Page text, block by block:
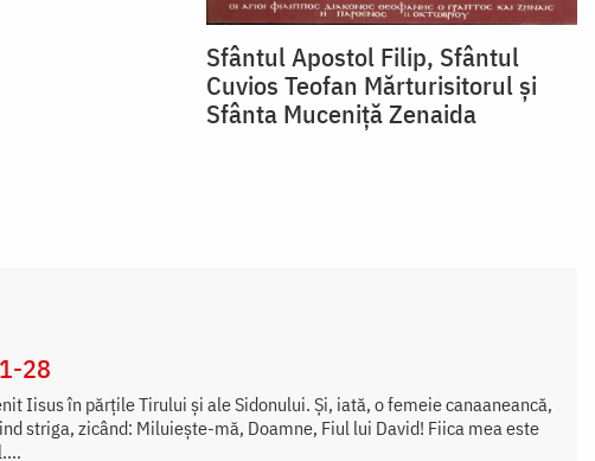
Sfântul Apostol Filip, Sfântul
Cuvios Teofan Mărturisitorul și
Sfânta Muceniță Zenaida
28
Iisus în părțile Tirului și ale Sidonului. Și, iată, o femeie canaaneancă,
striga, zicând: Miluiește-mă, Doamne, Fiul lui David! Fiica mea este